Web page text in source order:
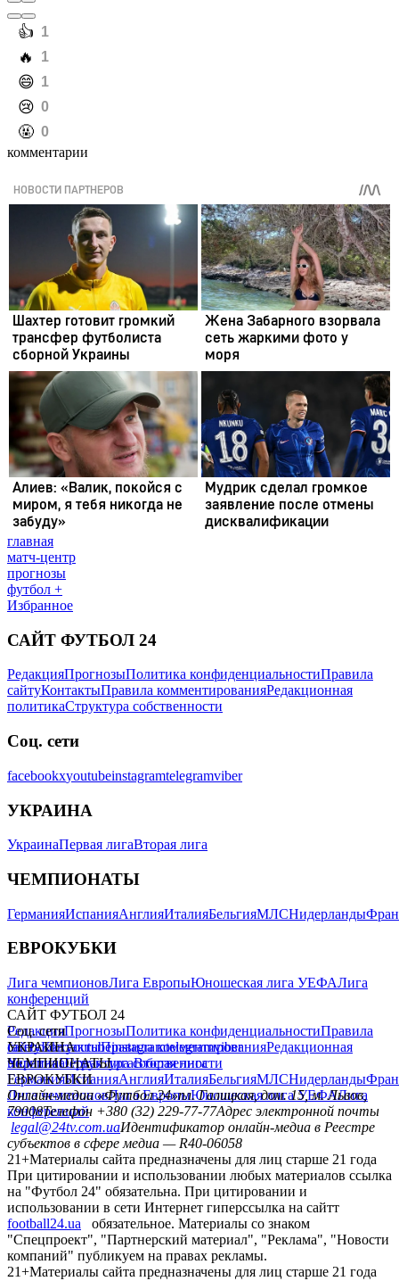
️👍 1
️🔥 1
️😄 1
️😢 0
️🤬 0
комментарии
главная
матч-центр
прогнозы
футбол +
Избранное
САЙТ ФУТБОЛ 24
РедакцияПрогнозыПолитика конфиденциальностиПравила
сайтуКонтактыПравила комментированияРедакционная
политикаСтруктура собственности
Соц. сети
facebookxyoutubeinstagramtelegramviber
УКРАИНА
УкраинаПервая лигаВторая лига
ЧЕМПИОНАТЫ
ГерманияИспанияАнглияИталияБельгияМЛСНидерланды
ЕВРОКУБКИ
Лига чемпионовЛига ЕвропыЮношеская лига УЕФАЛига
конференций
САЙТ ФУТБОЛ 24
РедакцияПрогнозыПолитика конфиденциальностиПравила
сайтуКонтактыПравила комментированияРедакционная
политикаСтруктура собственности
Соц. сети
facebookxyoutubeinstagramtelegramviber
УКРАИНА
УкраинаПервая лигаВторая лига
ЧЕМПИОНАТЫ
ГерманияИспанияАнглияИталияБельгияМЛСНидерланды
ЕВРОКУБКИ
Лига чемпионовЛига ЕвропыЮношеская лига УЕФАЛига
конференций
Онлайн-медиа «Футбол 24»пл. Галицкая, дом. 15, м. Львов,
79008Телефон +380 (32) 229-77-77Адрес электронной почты
legal@24tv.com.uaИдентификатор онлайн-медиа в Реестре
субъектов в сфере медиа — R40-06058
21+Материалы сайта предназначены для лиц старше 21 года
При цитировании и использовании любых материалов ссылка
на "Футбол 24" обязательна. При цитировании и
использовании в сети Интернет гиперссылка на сайтт
football24.ua
обязательное. Материалы со знаком
"Спецпроект", "Партнерский материал", "Реклама", "Новости
компаний" публикуем на правах рекламы.
21+Материалы сайта предназначены для лиц старше 21 года